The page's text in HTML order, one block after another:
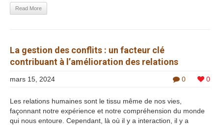
Read More
La gestion des conflits : un facteur clé
contribuant à l’amélioration des relations
0 0
mars 15, 2024
Les relations humaines sont le tissu même de nos vies,
façonnant notre expérience et notre compréhension du monde
qui nous entoure. Cependant, là où il y a interaction, il y a